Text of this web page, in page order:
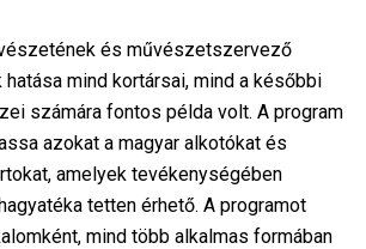
és művészetszervező
mind kortársai, mind a későbbi
számára fontos példa volt. A program
azokat a magyar alkotókat és
amelyek tevékenységében
tetten érhető. A programot
mind több alkalmas formában